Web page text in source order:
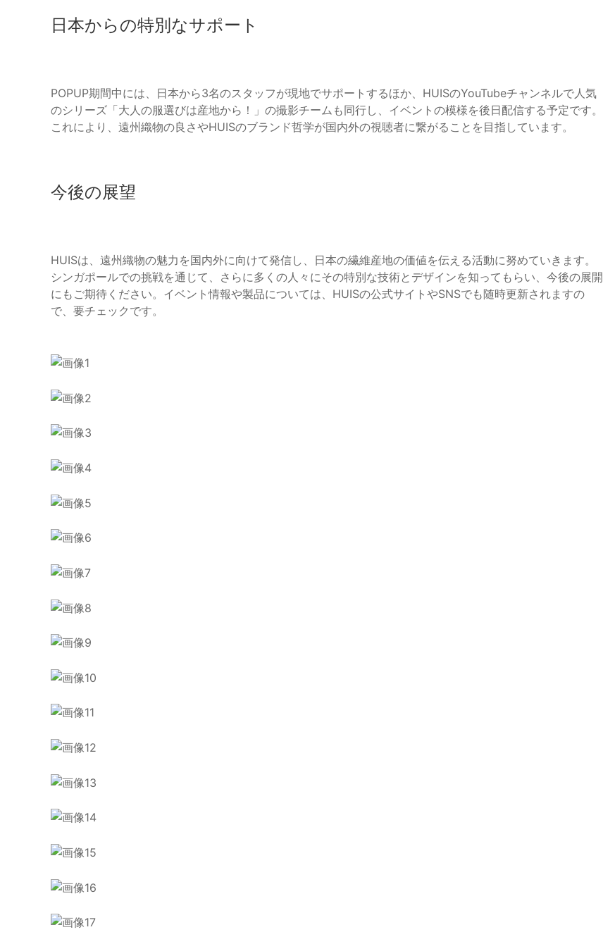
日本からの特別なサポート
POPUP期間中には、日本から3名のスタッフが現地でサポートするほか、HUISのYouTubeチャンネルで人気
のシリーズ「大人の服選びは産地から！」の撮影チームも同行し、イベントの模様を後日配信する予定です。
これにより、遠州織物の良さやHUISのブランド哲学が国内外の視聴者に繋がることを目指しています。
今後の展望
HUISは、遠州織物の魅力を国内外に向けて発信し、日本の繊維産地の価値を伝える活動に努めていきます。
シンガポールでの挑戦を通じて、さらに多くの人々にその特別な技術とデザインを知ってもらい、今後の展開
にもご期待ください。イベント情報や製品については、HUISの公式サイトやSNSでも随時更新されますの
で、要チェックです。